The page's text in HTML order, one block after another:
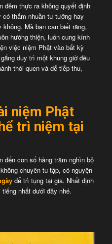
đêm thực ra không quyết định
thấm nhuần tư tưởng hay
Mà bạn cần biết rằng,
hướng thiện, luôn cung kính
việc niệm Phật vào bất kỳ
duy trì một khung giờ đều
thói quen và dễ tiếp thu,
niệm Phật
trì niệm tại
đến con số hàng trăm nghìn bộ
chuyên tu tập, có nguyện
để trì tụng tại gia. Nhất định
nhất dưới đây nhé.